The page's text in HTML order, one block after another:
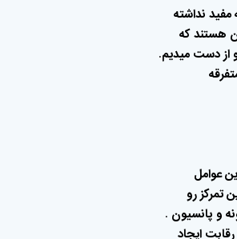
مفید نداشته
هستندکه
ازدست میدیم.
عوامل
تمرکزرو
و پانسیون .
رقابت ایجاد